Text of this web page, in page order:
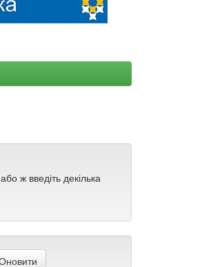
або ж введіть декілька